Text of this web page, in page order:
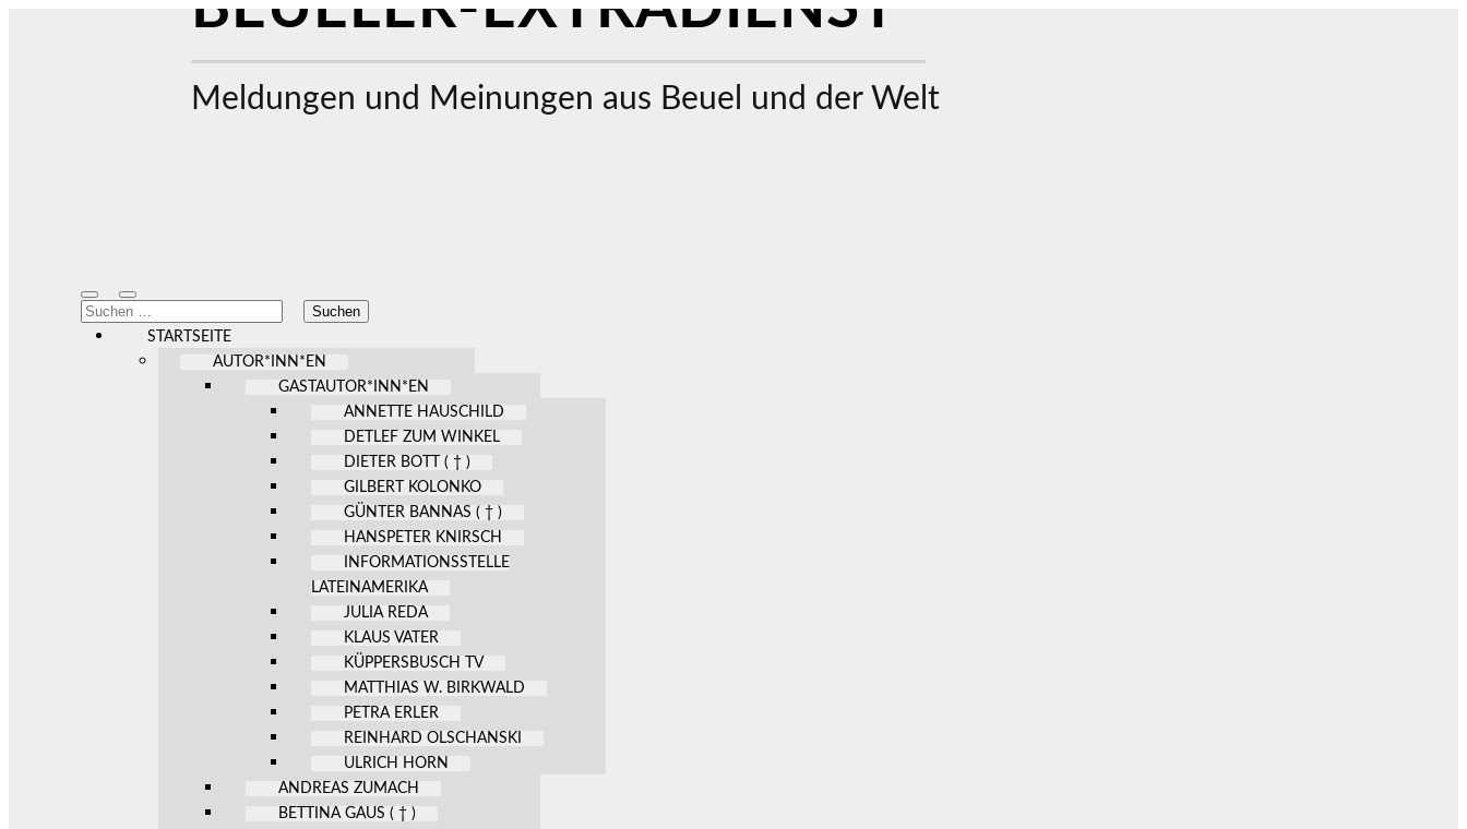
Meldungen und Meinungen aus Beuel und der Welt
Mobile-
Menü
ein-/ausblenden
Suchfeld
ein-/ausblenden
Suchen
nach:
STARTSEITE
AUTOR*INN*EN
GASTAUTOR*INN*EN
ANNETTE HAUSCHILD
DETLEF ZUM WINKEL
DIETER BOTT ( † )
GILBERT KOLONKO
GÜNTER BANNAS ( † )
HANSPETER KNIRSCH
INFORMATIONSSTELLE
LATEINAMERIKA
JULIA REDA
KLAUS VATER
KÜPPERSBUSCH TV
MATTHIAS W. BIRKWALD
PETRA ERLER
REINHARD OLSCHANSKI
ULRICH HORN
ANDREAS ZUMACH
BETTINA GAUS ( † )